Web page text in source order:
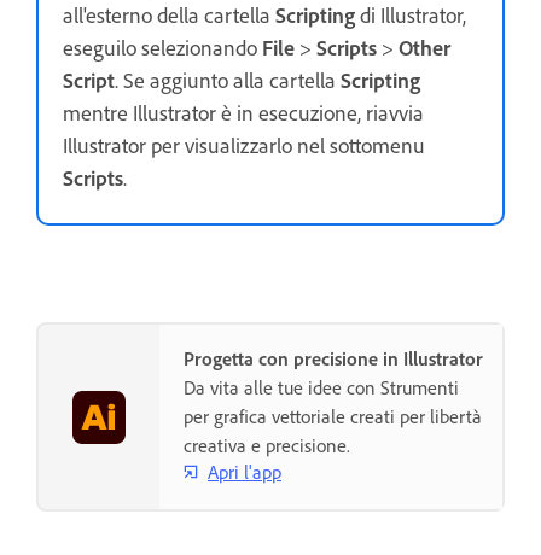
all'esterno della cartella Scriptingdi Illustrator,
eseguilo selezionando File > Scripts > Other
Script. Se aggiunto alla cartella Scripting
mentre Illustrator è in esecuzione, riavvia
Illustrator per visualizzarlo nel sottomenu
Scripts.
Progetta con precisione in Illustrator
Da vita alle tue idee con Strumenti
per grafica vettoriale creati per libertà
creativa e precisione.
Apri l'app